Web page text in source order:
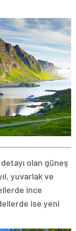
olan güneş
yuvarlak ve
ince
ise yeni